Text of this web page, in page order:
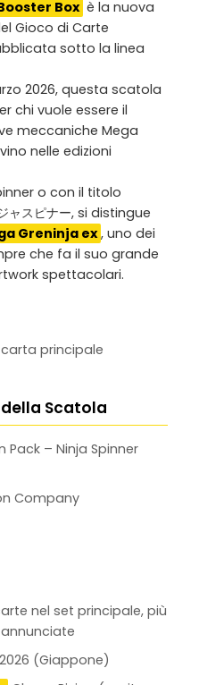
Box è la nuova
Gioco di Carte
sotto la linea
2026, questa scatola
chi vuole essere il
meccaniche Mega
nelle edizioni
o con il titolo
ャスピナー, si distingue
Greninja ex , uno dei
che fa il suo grande
spettacolari.
principale
Scatola
Pack – Ninja Spinner
Company
nel set principale, più
(Giappone)